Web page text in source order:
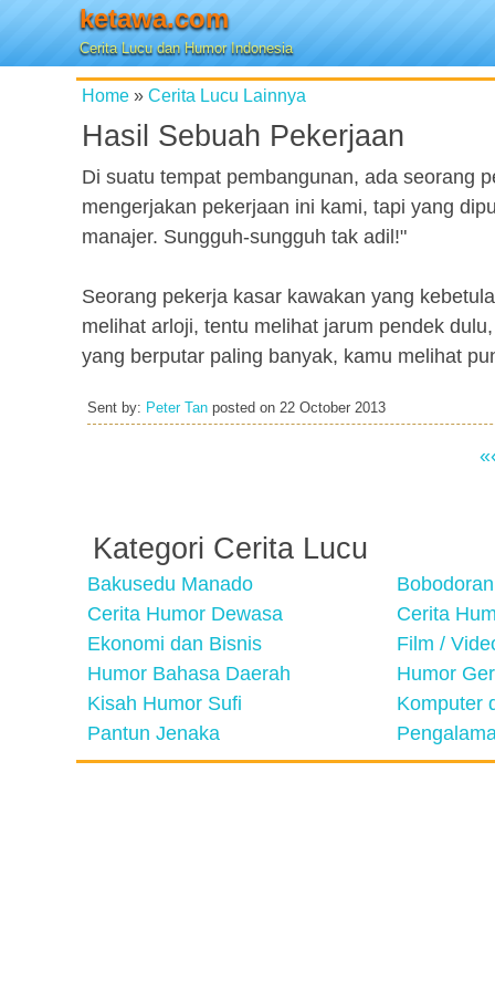
ketawa.com
Cerita Lucu dan Humor Indonesia
Home » Cerita Lucu Lainnya
Hasil Sebuah Pekerjaan
Di suatu tempat pembangunan, ada seorang
mengerjakan pekerjaan ini kami, tapi yang
manajer. Sungguh-sungguh tak adil!"
Seorang pekerja kasar kawakan yang
melihat arloji, tentu melihat jarum pendek
yang berputar paling banyak, kamu melihat
Sent by: Peter Tan posted on 22 October 2013
Kategori Cerita Lucu
Bakusedu Manado
Cerita Humor Dewasa
Cerita
Ekonomi dan Bisnis
Film /
Humor Bahasa Daerah
Humor
Kisah Humor Sufi
Komputer
Pantun Jenaka